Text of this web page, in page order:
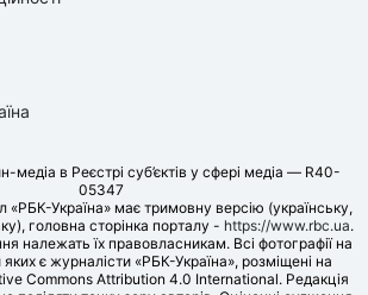
медіа в Реєстрі суб’єктів у сфері медіа — R40-
05347
«РБК-Україна» має тримовну версію (українську,
головна сторінка порталу - https://www.rbc.ua.
належать їх правовласникам. Всі фотографії на
є журналісти «РБК-Україна», розміщені на
Commons Attribution 4.0 International. Редакція